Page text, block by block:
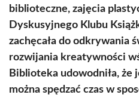
biblioteczne, zajęcia
Dyskusyjnego Klubu
zachęcała do odkrywania
rozwijania kreatywności
Biblioteka udowodniła,
można spędzać czas w